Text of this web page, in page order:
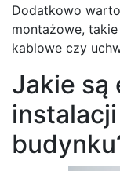
Dodatkowo
montażowe,
kablowe czy
Jakie są